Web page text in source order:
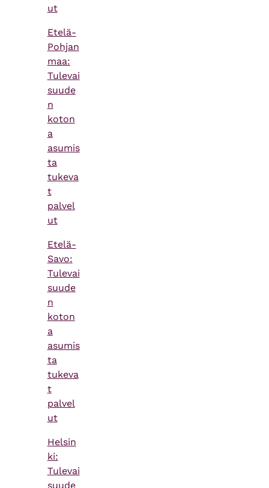
ut
Etelä-
Pohjan
maa:
Tulevai
suude
n
koton
a
asumis
ta
tukeva
t
palvel
ut
Etelä-
Savo:
Tulevai
suude
n
koton
a
asumis
ta
tukeva
t
palvel
ut
Helsin
ki:
Tulevai
suude